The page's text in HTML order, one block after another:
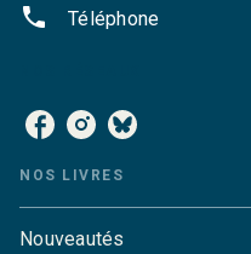
phone Téléphone
NOS LIVRES
Nouveautés